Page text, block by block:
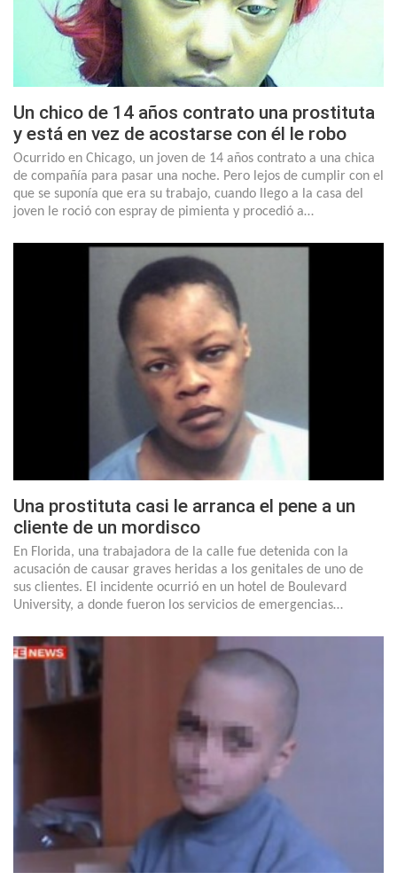
Un chico de 14 años contrato una prostituta
y está en vez de acostarse con él le robo
Ocurrido en Chicago, un joven de 14 años contrato a una chica
de compañía para pasar una noche. Pero lejos de cumplir con el
que se suponía que era su trabajo, cuando llego a la casa del
joven le roció con espray de pimienta y procedió a…
Una prostituta casi le arranca el pene a un
cliente de un mordisco
En Florida, una trabajadora de la calle fue detenida con la
acusación de causar graves heridas a los genitales de uno de
sus clientes. El incidente ocurrió en un hotel de Boulevard
University, a donde fueron los servicios de emergencias…